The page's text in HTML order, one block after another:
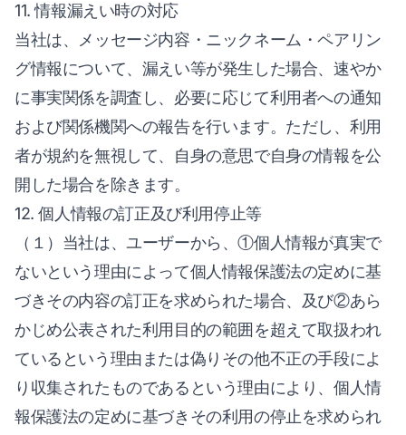
11. 情報漏えい時の対応
当社は、メッセージ内容・ニックネーム・ペアリン
グ情報について、漏えい等が発生した場合、速やか
に事実関係を調査し、必要に応じて利用者への通知
および関係機関への報告を行います。ただし、利用
者が規約を無視して、自身の意思で自身の情報を公
開した場合を除きます。
12. 個人情報の訂正及び利用停止等
（１）当社は、ユーザーから、①個人情報が真実で
ないという理由によって個人情報保護法の定めに基
づきその内容の訂正を求められた場合、及び②あら
かじめ公表された利用目的の範囲を超えて取扱われ
ているという理由または偽りその他不正の手段によ
り収集されたものであるという理由により、個人情
報保護法の定めに基づきその利用の停止を求められ